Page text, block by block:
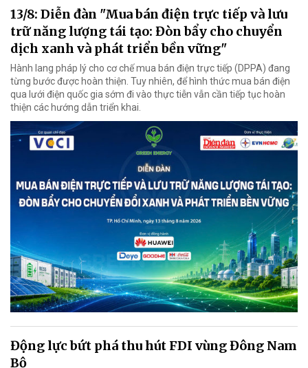
13/8: Diễn đàn "Mua bán điện trực tiếp và lưu
trữ năng lượng tái tạo: Đòn bẩy cho chuyển
dịch xanh và phát triển bền vững"
Hành lang pháp lý cho cơ chế mua bán điện trực tiếp (DPPA) đang
từng bước được hoàn thiện. Tuy nhiên, để hình thức mua bán điện
qua lưới điện quốc gia sớm đi vào thực tiễn vẫn cần tiếp tục hoàn
thiện các hướng dẫn triển khai.
Động lực bứt phá thu hút FDI vùng Đông Nam
Bộ